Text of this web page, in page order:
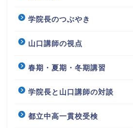
学院長のつぶやき
山口講師の視点
春期・夏期・冬期講習
学院長と山口講師の対談
都立中高一貫校受検